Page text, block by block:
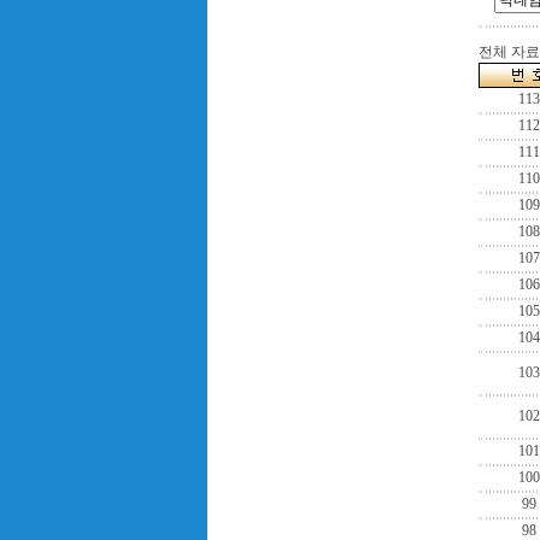
전체 자
113
112
111
110
109
108
107
106
105
104
103
102
101
100
99
98